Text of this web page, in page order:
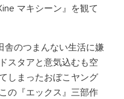
マキシーン』を観て
舎のつまんない生活に嫌
スタアと意気込むも空
しまったおぼこヤング
の『エックス』三部作